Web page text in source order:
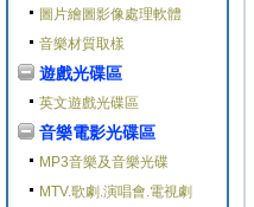
圖片繪圖影像處理軟體
音樂材質取樣
遊戲光碟區
英文遊戲光碟區
音樂電影光碟區
MP3音樂及音樂光碟
MTV.歌劇.演唱會.電視劇